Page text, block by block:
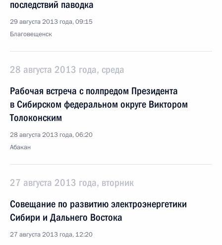
последствий паводка
29 августа 2013 года, 09:15
Благовещенск
28 августа 2013 года, среда
Рабочая встреча с полпредом Президента
в Сибирском федеральном округе Виктором
Толоконским
28 августа 2013 года, 06:20
Абакан
27 августа 2013 года, вторник
Совещание по развитию электроэнергетики
Сибири и Дальнего Востока
27 августа 2013 года, 12:20